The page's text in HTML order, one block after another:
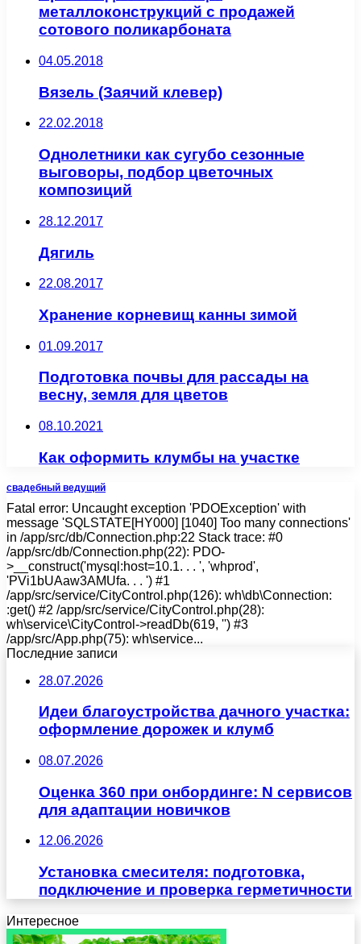
металлоконструкций с продажей
сотового поликарбоната
04.05.2018
Вязель (Заячий клевер)
22.02.2018
Однолетники как сугубо сезонные
выговоры, подбор цветочных
композиций
28.12.2017
Дягиль
22.08.2017
Хранение корневищ канны зимой
01.09.2017
Подготовка почвы для рассады на
весну, земля для цветов
08.10.2021
Как оформить клумбы на участке
свадебный ведущий
Fatal error: Uncaught exception 'PDOException' with
message 'SQLSTATE[HY000] [1040] Too many connections'
in /app/src/db/Connection.php:22 Stack trace: #0
/app/src/db/Connection.php(22): PDO-
>__construct('mysql:host=10.1. . . ', 'whprod',
'PVi1bUAaw3AMUfa. . . ') #1
/app/src/service/CityControl.php(126): wh\db\Connection:
:get() #2 /app/src/service/CityControl.php(28):
wh\service\CityControl->readDb(619, '') #3
/app/src/App.php(75): wh\service...
Последние записи
28.07.2026
Идеи благоустройства дачного участка:
оформление дорожек и клумб
08.07.2026
Оценка 360 при онбординге: N сервисов
для адаптации новичков
12.06.2026
Установка смесителя: подготовка,
подключение и проверка герметичности
Интересное